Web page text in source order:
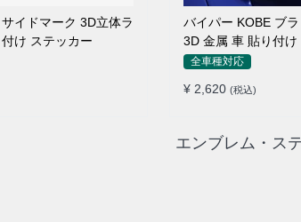
イドマーク 3D立体ラ
け ステッカー
バイパー KOBE ブ
3D 金属 車 貼り付
全車種対応
¥ 2,620 (税込)
エンブレム・ス